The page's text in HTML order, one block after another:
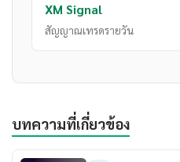
XM Signal
สัญญาณเทรดรายวัน
บทความที่เกี่ยวข้อง